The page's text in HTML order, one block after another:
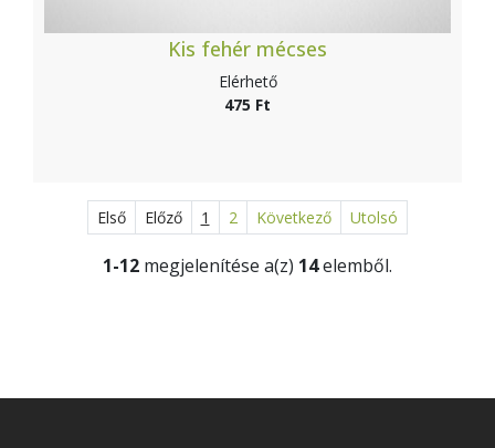
Kis fehér mécses
Elérhető
475 Ft
Első Előző 1 2 Következő Utolsó
1-12 megjelenítése a(z) 14elemből.